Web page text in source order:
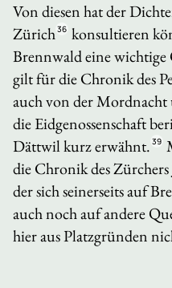
Von diesen hat der
Zürich36 konsultieren
Brennwald eine wichtige
gilt für dieChronikdes
auch von der
die Eidgenossenschaft
Dättwil kurz erwähnt. 39
die Chronik des
der sich seinerseits auf
auch noch auf andere
hier aus Platzgründen